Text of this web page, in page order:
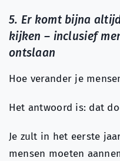
5. Er komt bijna
kijken – inclusief
ontslaan
Hoe verander je
Het antwoord is: dat
Je zult in het eerste
mensen moeten